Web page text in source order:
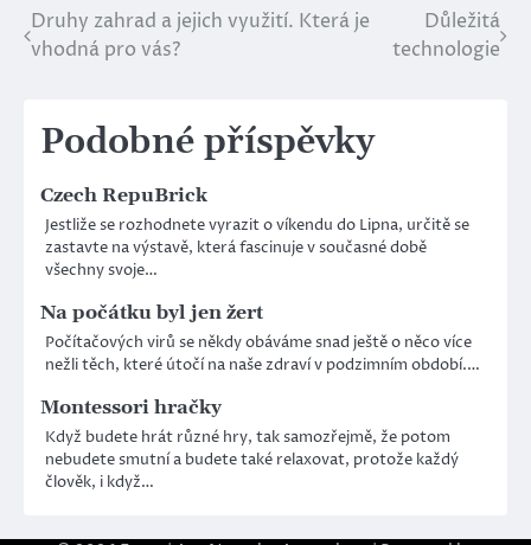
Navigace
Druhy zahrad a jejich využití. Která je
vhodná pro vás?
Důležitá
technologie
Podobné příspěvky
Czech RepuBrick
Jestliže se rozhodnete vyrazit o víkendu do Lipna, určitě se
zastavte na výstavě, která fascinuje v současné době
všechny svoje…
Na počátku byl jen žert
Počítačových virů se někdy obáváme snad ještě o něco více
nežli těch, které útočí na naše zdraví v podzimním období.…
Montessori hračky
Když budete hrát různé hry, tak samozřejmě, že potom
nebudete smutní a budete také relaxovat, protože každý
člověk, i když…